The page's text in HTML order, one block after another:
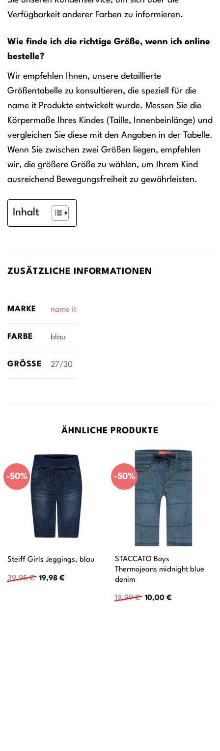
Verfügbarkeit anderer Farben zu informieren.
Wie finde ich die richtige Größe, wenn ich online
bestelle?
Wir empfehlen Ihnen, unsere detaillierte
Größentabelle zu konsultieren, die speziell für die
name it Produkte entwickelt wurde. Messen Sie die
Körpermaße Ihres Kindes (Taille, Innenbeinlänge) und
vergleichen Sie diese mit den Angaben in der Tabelle.
Wenn Sie zwischen zwei Größen liegen, empfehlen
wir, die größere Größe zu wählen, um Ihrem Kind
ausreichend Bewegungsfreiheit zu gewährleisten.
Inhalt
ZUSÄTZLICHE INFORMATIONEN
MARKE name it
FARBE blau
GRÖSSE 27/30
ÄHNLICHE PRODUKTE
-50%
Steiff Girls Jeggings, blau
39,95€ Ursprünglicher
19,98 €Aktueller
-50%
STACCATO Boys
Thermojeans midnight blue
denim
19,99€ Ursprünglicher
10,00 €Aktueller